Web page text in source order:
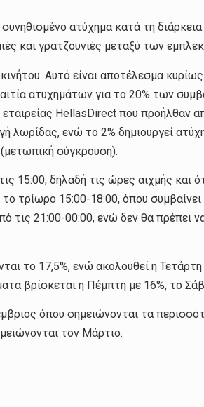
ατύχημα κατά τη
και γρατζουνιές μεταξύ των
Αυτό είναι αποτέλεσμα
ατυχημάτων για το 20% των
HellasDirect που προήλθαν
λωρίδας, ενώ το 2% δημιουργεί
σύγκρουση).
15:00, δηλαδή τις ώρες αιχμής και
τρίωρο 15:00-18:00, όπου
τις 21:00-00:00, ενώ δεν θα
το 17,5%, ενώ ακολουθεί η
βρίσκεται η Πέμπτη με 16%, το
όπου σημειώνονται τα
τον Μάρτιο.